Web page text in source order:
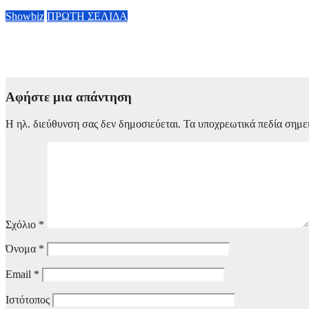
Showbiz ΠΡΩΤΗ ΣΕΛΙΔΑ
Αφήστε μια απάντηση
Η ηλ. διεύθυνση σας δεν δημοσιεύεται. Τα υποχρεωτικά πεδία
Σχόλιο *
Όνομα *
Email *
Ιστότοπος